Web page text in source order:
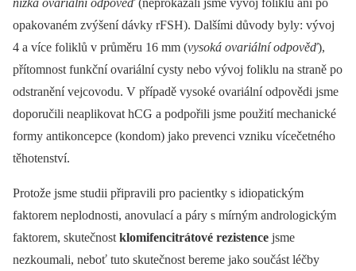
opakovaném zvýšení dávky rFSH). Dalšími důvody byly: vývoj
4 a více foliklů v průměru 16 mm (vysoká ovariální odpověď),
přítomnost funkční ovariální cysty nebo vývoj foliklu na straně po
odstranění vejcovodu. V případě vysoké ovariální odpovědi jsme
doporučili neaplikovat hCG a podpořili jsme použití mechanické
formy antikoncepce (kondom) jako prevenci vzniku vícečetného
těhotenství.
Protože jsme studii připravili pro pacientky s idiopatickým
faktorem neplodnosti, anovulací a páry s mírným andrologickým
faktorem, skutečnost klomifencitrátové rezistence jsme
nezkoumali, neboť tuto skutečnost bereme jako součást léčby